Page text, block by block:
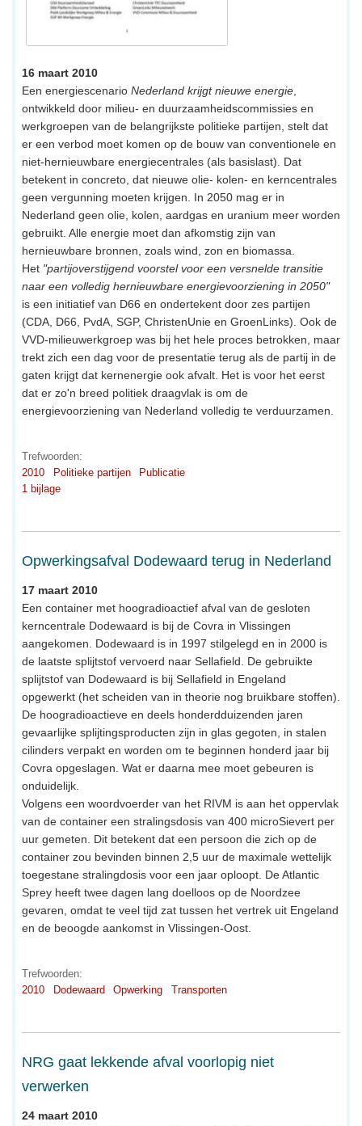
16 maart 2010
Een energiescenario Nederland krijgt nieuwe energie
ontwikkeld door milieu- en duurzaamheidscommissies en
werkgroepen van de belangrijkste politieke partijen, stelt dat
er een verbod moet komen op de bouw van conventionele en
niet-hernieuwbare energiecentrales (als basislast). Dat
betekent in concreto, dat nieuwe olie- kolen- en kerncentrales
geen vergunning moeten krijgen. In 2050 mag er in
Nederland geen olie, kolen, aardgas en uranium meer worden
gebruikt. Alle energie moet dan afkomstig zijn van
hernieuwbare bronnen, zoals wind, zon en biomassa.
Het "partijoverstijgend voorstel voor een versnelde transitie
naar een volledig hernieuwbare energievoorziening in 2050"
is een initiatief van D66 en ondertekent door zes partijen
(CDA, D66, PvdA, SGP, ChristenUnie en GroenLinks). Ook de
VVD-milieuwerkgroep was bij het hele proces betrokken, maar
trekt zich een dag voor de presentatie terug als de partij in de
gaten krijgt dat kernenergie ook afvalt. Het is voor het eerst
dat er zo'n breed politiek draagvlak is om de
energievoorziening van Nederland volledig te verduurzamen.
Trefwoorden:
2010
Politieke partijen
Publicatie
1 bijlage
Opwerkingsafval Dodewaard terug in Nederland
17 maart 2010
Een container met hoogradioactief afval van de gesloten
kerncentrale Dodewaard is bij de Covra in Vlissingen
aangekomen. Dodewaard is in 1997 stilgelegd en in 2000 is
de laatste splijtstof vervoerd naar Sellafield. De gebruikte
splijtstof van Dodewaard is bij Sellafield in Engeland
opgewerkt (het scheiden van in theorie nog bruikbare stoffen).
De hoogradioactieve en deels honderdduizenden jaren
gevaarlijke splijtingsproducten zijn in glas gegoten, in stalen
cilinders verpakt en worden om te beginnen honderd jaar bij
Covra opgeslagen. Wat er daarna mee moet gebeuren is
onduidelijk.
Volgens een woordvoerder van het RIVM is aan het oppervlak
van de container een stralingsdosis van 400 microSievert per
uur gemeten. Dit betekent dat een persoon die zich op de
container zou bevinden binnen 2,5 uur de maximale wettelijk
toegestane stralingdosis voor een jaar oploopt. De Atlantic
Sprey heeft twee dagen lang doelloos op de Noordzee
gevaren, omdat te veel tijd zat tussen het vertrek uit Engeland
en de beoogde aankomst in Vlissingen-Oost.
Trefwoorden:
2010
Dodewaard Opwerking Transporten
NRG gaat lekkende afval voorlopig niet
verwerken
24 maart 2010